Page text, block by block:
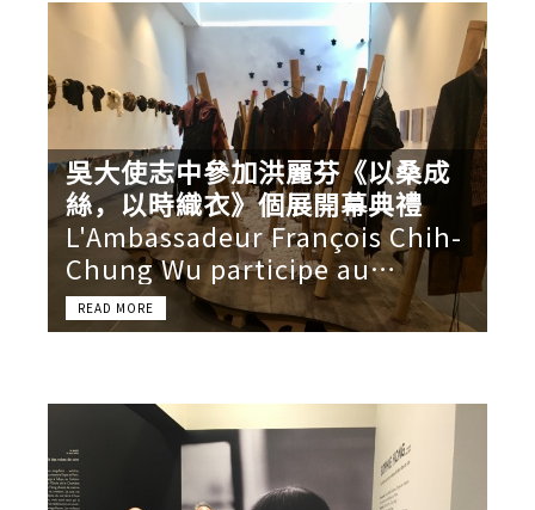
吳大使志中參加洪麗芬《以桑成
絲，以時織衣》個展開幕典禮
L'Ambassadeur François Chih-
Chung Wu participe au
vernissage de l'exposition
intitulée «Des feuilles du
de soie» de la styliste Sophie